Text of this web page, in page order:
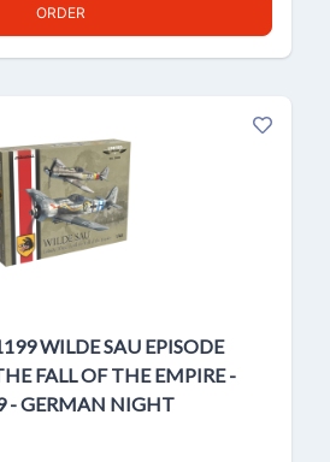
ORDER
WILDE SAU EPISODE
FALL OF THE EMPIRE -
- GERMAN NIGHT